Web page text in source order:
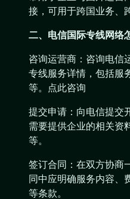
接，可用于跨国业务、
二、电信国际专线网络
咨询运营商：咨询电信
专线服务详情，包括服
等。点此咨询
提交申请：向电信提交
需要提供企业的相关资
等。
签订合同：在双方协商
同中应明确服务内容、
等条款。